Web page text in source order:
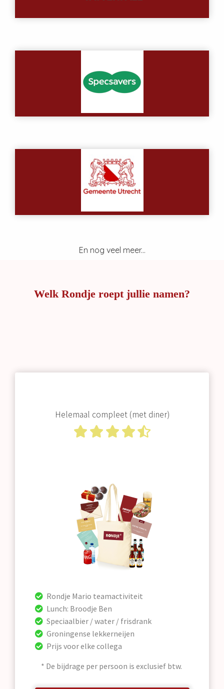
En nog veel meer...
Welk Rondje roept jullie namen?
Helemaal compleet (met diner)
Rondje Mario teamactiviteit
Lunch: Broodje Ben
Speciaalbier / water / frisdrank
Groningense lekkerneijen
Prijs voor elke collega
* De bijdrage per persoon is exclusief btw.